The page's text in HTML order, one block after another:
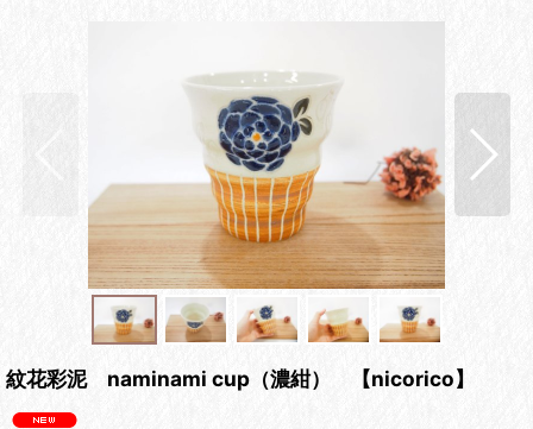
紋花彩泥 naminami cup（濃紺） 【nicorico】